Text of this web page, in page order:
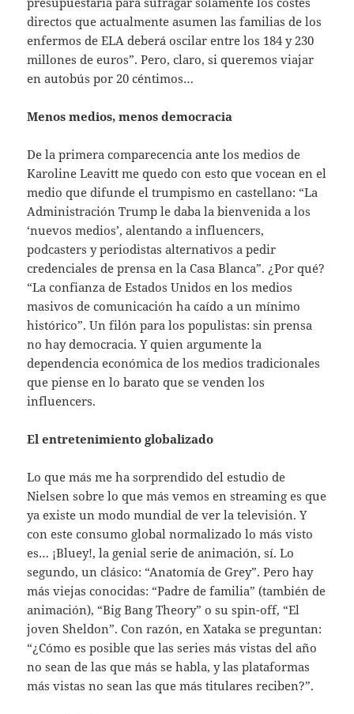
directos que actualmente asumen las familias de los
enfermos de ELA deberá oscilar entre los 184 y 230
millones de euros”. Pero, claro, si queremos viajar
en autobús por 20 céntimos…
Menos medios, menos democracia
De la primera comparecencia ante los medios de
Karoline Leavitt me quedo con esto que vocean en el
medio que difunde el trumpismo en castellano: “La
Administración Trump le daba la bienvenida a los
‘nuevos medios’, alentando a influencers,
podcasters y periodistas alternativos a pedir
credenciales de prensa en la Casa Blanca”. ¿Por qué?
“La confianza de Estados Unidos en los medios
masivos de comunicación ha caído a un mínimo
histórico”. Un filón para los populistas: sin prensa
no hay democracia. Y quien argumente la
dependencia económica de los medios tradicionales
que piense en lo barato que se venden los
influencers.
El entretenimiento globalizado
Lo que más me ha sorprendido del estudio de
Nielsen sobre lo que más vemos en streaming es que
ya existe un modo mundial de ver la televisión. Y
con este consumo global normalizado lo más visto
es… ¡Bluey!, la genial serie de animación, sí. Lo
segundo, un clásico: “Anatomía de Grey”. Pero hay
más viejas conocidas: “Padre de familia” (también de
animación), “Big Bang Theory” o su spin-off, “El
joven Sheldon”. Con razón, en Xataka se preguntan:
“¿Cómo es posible que las series más vistas del año
no sean de las que más se habla, y las plataformas
más vistas no sean las que más titulares reciben?”.